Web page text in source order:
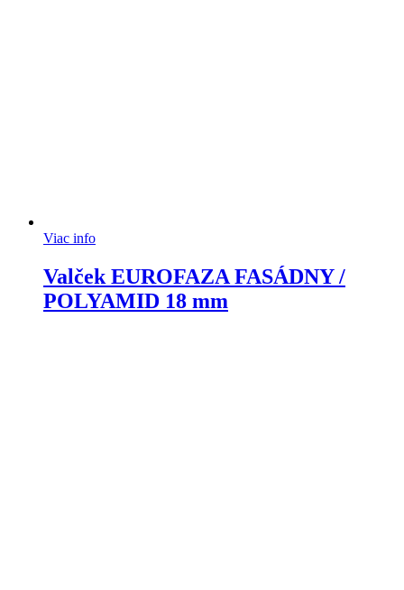
Viac info
Valček EUROFAZA FASÁDNY /
POLYAMID 18 mm